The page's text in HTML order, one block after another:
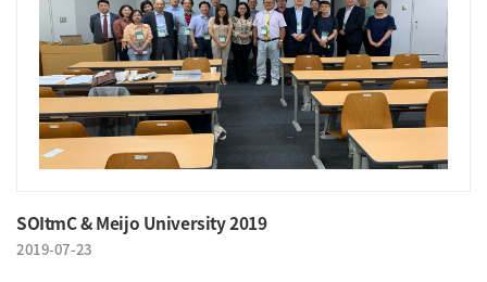
SOItmC & Meijo University 2019
2019-07-23